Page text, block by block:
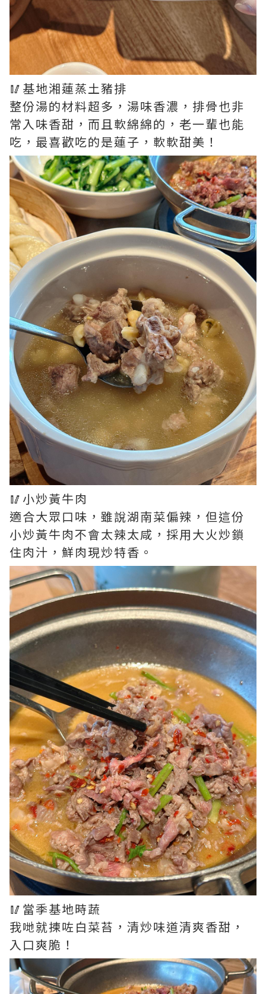
🥢基地湘蓮蒸土豬排
整份湯的材料超多，湯味香濃，排骨也非
常入味香甜，而且軟綿綿的，老一輩也能
吃，最喜歡吃的是蓮子，軟軟甜美！
🥢小炒黃牛肉
適合大眾口味，雖說湖南菜偏辣，但這份
小炒黃牛肉不會太辣太咸，採用大火炒鎖
住肉汁，鮮肉現炒特香。
🥢當季基地時蔬
我哋就揀咗白菜苔，清炒味道清爽香甜，
入口爽脆！